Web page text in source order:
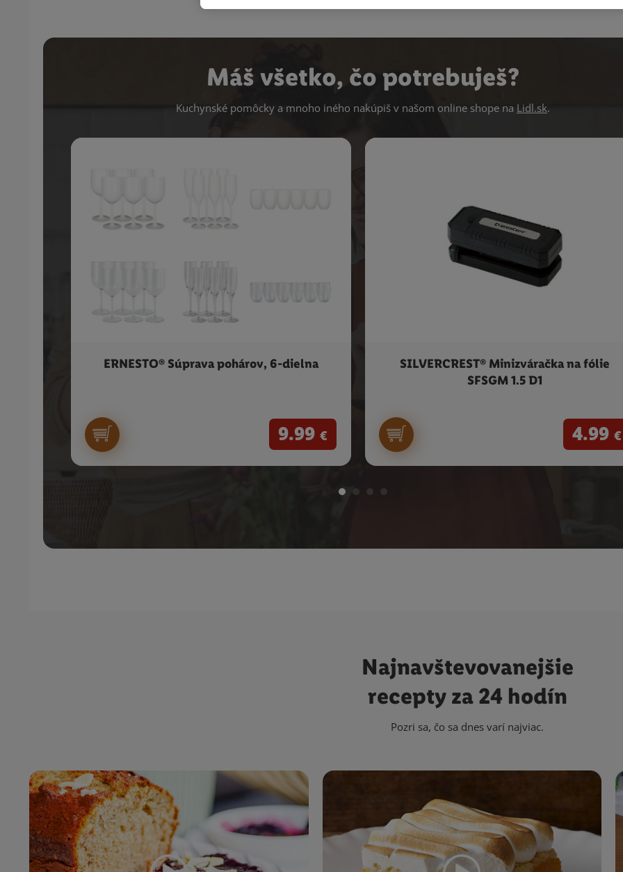
Máš všetko, čo potrebuješ?
Kuchynské pomôcky a mnoho iného nakúpiš v našom online shope na Lidl.sk.
ERNESTO® Súprava pohárov, 6-dielna
9.99 €
SILVERCREST® Minizváračka na fólie
SFSGM 1.5 D1
4.99 €
Najnavštevovanejšie
recepty za 24 hodín
Pozri sa, čo sa dnes varí najviac.